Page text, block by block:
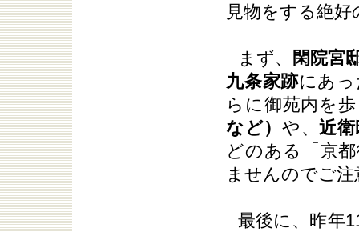
見物をする絶
まず、
閑院宮
九条家跡にあ
らに御苑内を
など）や、近
どのある「京
ませんのでご
最後に、昨年